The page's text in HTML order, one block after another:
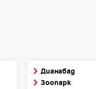
Дианабад
Зоопарк